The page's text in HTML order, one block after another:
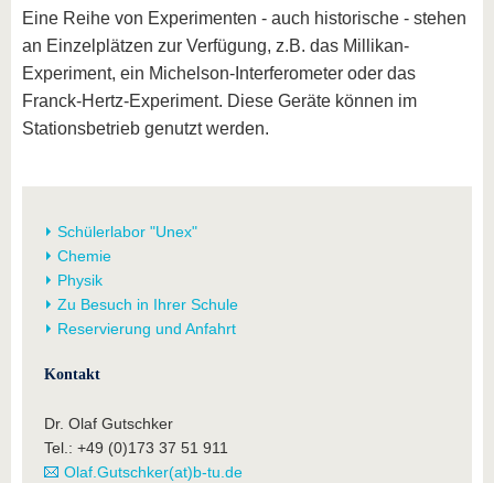
Eine Reihe von Experimenten - auch historische - stehen
an Einzelplätzen zur Verfügung, z.B. das Millikan-
Experiment, ein Michelson-Interferometer oder das
Franck-Hertz-Experiment. Diese Geräte können im
Stationsbetrieb genutzt werden.
Schülerlabor "Unex"
Chemie
Physik
Zu Besuch in Ihrer Schule
Reservierung und Anfahrt
Kontakt
Dr. Olaf Gutschker
Tel.: +49 (0)173 37 51 911
Olaf.Gutschker(at)b-tu.de